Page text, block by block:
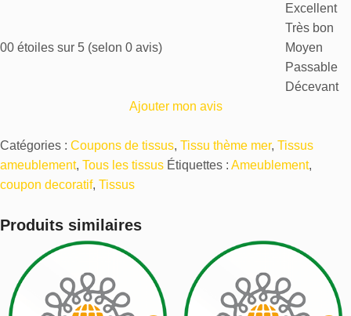
00 étoiles sur 5 (selon 0 avis)
Excellent
Très bon
Moyen
Passable
Décevant
Ajouter mon avis
Catégories : Coupons de tissus, Tissu thème mer, Tissus
ameublement, Tous les tissus Étiquettes : Ameublement,
coupon decoratif, Tissus
Produits similaires